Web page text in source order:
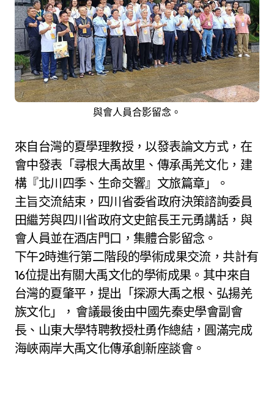
與會人員合影留念。
來自台灣的夏學理教授，以發表論文方式，在
會中發表「尋根大禹故里、傳承禹羌文化，建
構『北川四季、生命交響』文旅篇章」。
主旨交流結束，四川省委省政府決策諮詢委員
田繼芳與四川省政府文史館長王元勇講話，與
會人員並在酒店門口，集體合影留念。
下午2時進行第二階段的學術成果交流，共計有
16位提出有關大禹文化的學術成果。其中來自
台灣的夏肇平，提出「探源大禹之根、弘揚羌
族文化」， 會議最後由中國先秦史學會副會
長、山東大學特聘教授杜勇作總結，圓滿完成
海峽兩岸大禹文化傳承創新座談會。